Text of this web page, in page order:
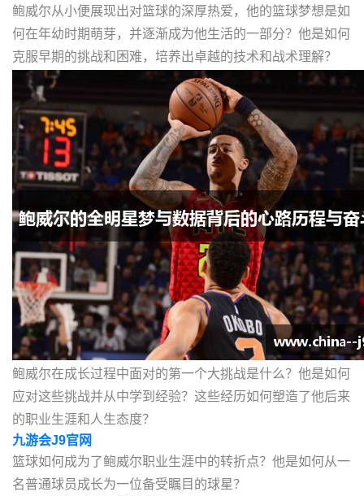
鲍威尔从小便展现出对篮球的深厚热爱，他的篮球梦想是如
何在年幼时期萌芽，并逐渐成为他生活的一部分？他是如何
克服早期的挑战和困难，培养出卓越的技术和战术理解？
鲍威尔在成长过程中面对的第一个大挑战是什么？他是如何
应对这些挑战并从中学到经验？这些经历如何塑造了他后来
的职业生涯和人生态度？
九游会J9官网
篮球如何成为了鲍威尔职业生涯中的转折点？他是如何从一
名普通球员成长为一位备受瞩目的球星？